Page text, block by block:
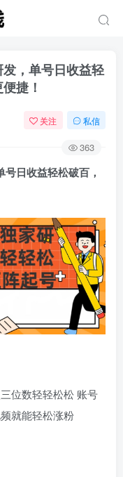
，单号日收益轻
捷！
关注 私信
363
日收益轻松破百，
位数轻轻松松 账号
就能轻松涨粉